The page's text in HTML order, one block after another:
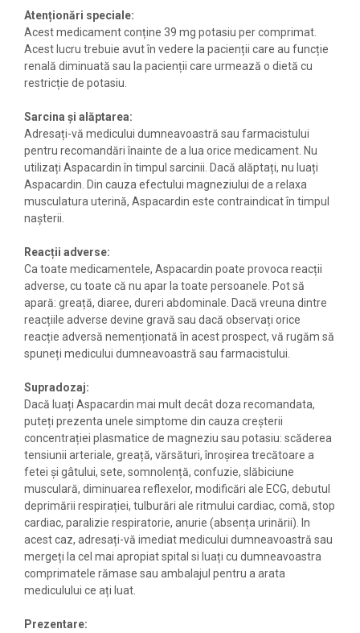
Atenționări speciale:
Acest medicament conține 39 mg potasiu per comprimat.
Acest lucru trebuie avut în vedere la pacienții care au funcție
renală diminuată sau la pacienții care urmează o dietă cu
restricție de potasiu.
Sarcina și alăptarea:
Adresați-vă medicului dumneavoastră sau farmacistului
pentru recomandări înainte de a lua orice medicament. Nu
utilizați Aspacardin în timpul sarcinii. Dacă alăptați, nu luați
Aspacardin. Din cauza efectului magneziului de a relaxa
musculatura uterină, Aspacardin este contraindicat în timpul
nașterii.
Reacții adverse:
Ca toate medicamentele, Aspacardin poate provoca reacții
adverse, cu toate că nu apar la toate persoanele. Pot să
apară: greață, diaree, dureri abdominale. Dacă vreuna dintre
reacțiile adverse devine gravă sau dacă observați orice
reacție adversă nemenționată în acest prospect, vă rugăm să
spuneți medicului dumneavoastră sau farmacistului.
Supradozaj:
Dacă luați Aspacardin mai mult decât doza recomandata,
puteți prezenta unele simptome din cauza creșterii
concentrației plasmatice de magneziu sau potasiu: scăderea
tensiunii arteriale, greață, vărsături, înroșirea trecătoare a
fetei și gâtului, sete, somnolență, confuzie, slăbiciune
musculară, diminuarea reflexelor, modificări ale ECG, debutul
deprimării respirației, tulburări ale ritmului cardiac, comă, stop
cardiac, paralizie respiratorie, anurie (absența urinării). In
acest caz, adresați-vă imediat medicului dumneavoastră sau
mergeți la cel mai apropiat spital si luați cu dumneavoastra
comprimatele rămase sau ambalajul pentru a arata
mediculului ce ați luat.
Prezentare: